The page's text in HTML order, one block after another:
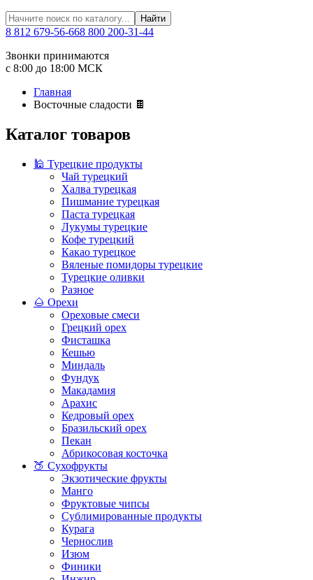
Найти
8 812 679-56-668 800 200-31-44
Звонки принимаются
с 8:00 до 18:00 МСК
Главная
Восточные сладости 🍫
Каталог товаров
🕌 Турецкие продукты
Чай турецкий
Халва турецкая
Пишмание турецкая
Паста турецкая
Лукумы турецкие
Кофе турецкий
Какао турецкое
Вяленые помидоры турецкие
Турецкие оливки
Разное
🌰 Орехи
Ореховые смеси
Грецкий орех
Фисташка
Кешью
Миндаль
Фундук
Макадамия
Арахис
Кедровый орех
Бразильский орех
Пекан
Абрикосовая косточка
🍑 Сухофрукты
Экзотические фрукты
Манго
Фруктовые чипсы
Сублимированные продукты
Курага
Чернослив
Изюм
Финики